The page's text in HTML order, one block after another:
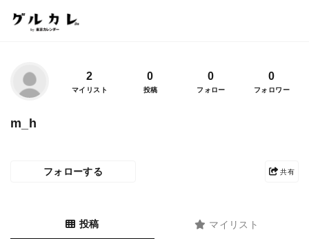
2
マイリスト
0
投稿
0
フォロー
0
フォロワー
m_h
フォローする 共有
投稿 マイリスト